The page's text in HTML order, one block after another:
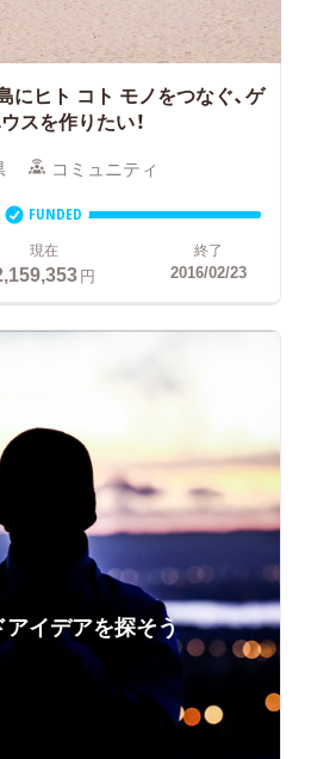
にヒト コト モノをつなぐ、ゲ
スを作りたい！
コミュニティ
FUNDED
現在
円
終了
2016/02/23
アイデアを探そう